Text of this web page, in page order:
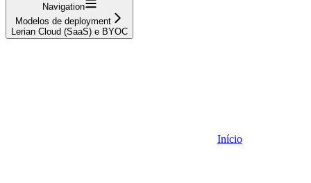
Navigation
Modelos de deployment
Lerian Cloud (SaaS) e BYOC
Início